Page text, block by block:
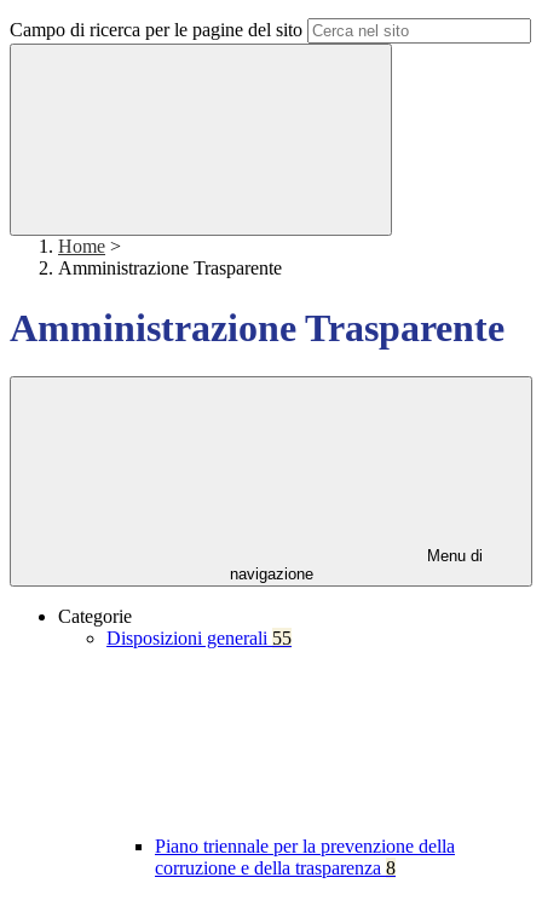
Campo di ricerca per le pagine del sito
Home >
Amministrazione Trasparente
Amministrazione Trasparente
Menu di
navigazione
Categorie
Disposizioni generali 55
Piano triennale per la prevenzione della
corruzione e della trasparenza 8